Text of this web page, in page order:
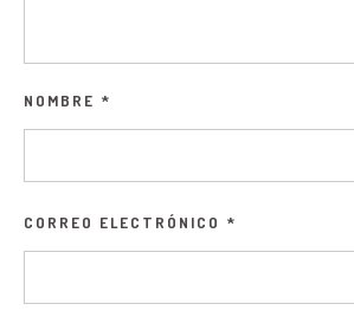
NOMBRE *
CORREO ELECTRÓNICO *